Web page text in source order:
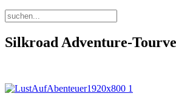
Silkroad Adventure-